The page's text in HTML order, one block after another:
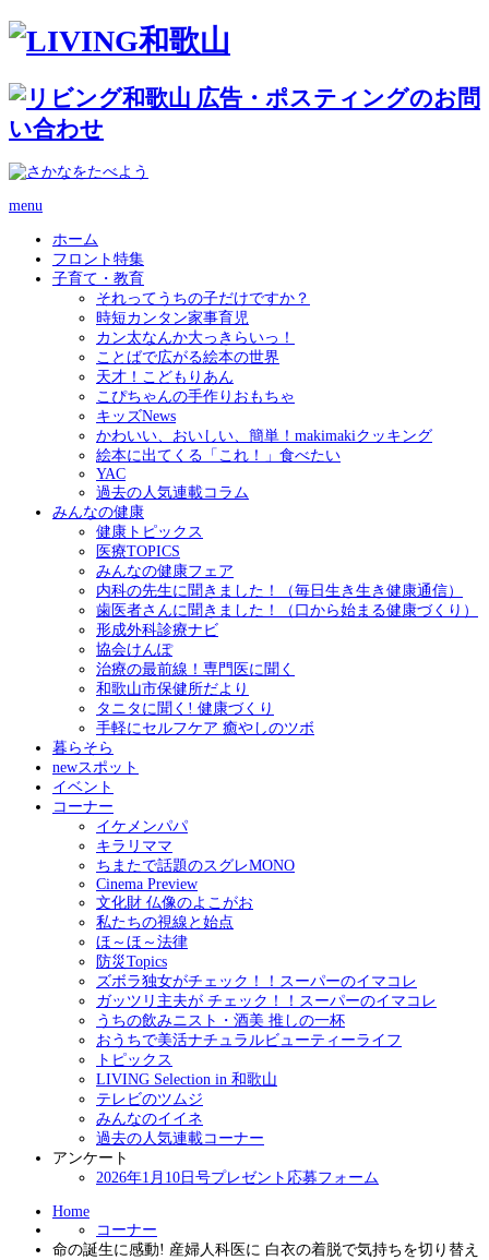
menu
ホーム
フロント特集
子育て・教育
それってうちの子だけですか？
時短カンタン家事育児
カン太なんか大っきらいっ！
ことばで広がる絵本の世界
天才！こどもりあん
こぴちゃんの手作りおもちゃ
キッズNews
かわいい、おいしい、簡単！makimakiクッキング
絵本に出てくる「これ！」食べたい
YAC
過去の人気連載コラム
みんなの健康
健康トピックス
医療TOPICS
みんなの健康フェア
内科の先生に聞きました！（毎日生き生き健康通信）
歯医者さんに聞きました！（口から始まる健康づくり）
形成外科診療ナビ
協会けんぽ
治療の最前線！専門医に聞く
和歌山市保健所だより
タニタに聞く! 健康づくり
手軽にセルフケア 癒やしのツボ
暮らそら
newスポット
イベント
コーナー
イケメンパパ
キラリママ
ちまたで話題のスグレMONO
Cinema Preview
文化財 仏像のよこがお
私たちの視線と始点
ほ～ほ～法律
防災Topics
ズボラ独女がチェック！！スーパーのイマコレ
ガッツリ主夫が チェック！！スーパーのイマコレ
うちの飲みニスト・酒美 推しの一杯
おうちで美活ナチュラルビューティーライフ
トピックス
LIVING Selection in 和歌山
テレビのツムジ
みんなのイイネ
過去の人気連載コーナー
アンケート
2026年1月10日号プレゼント応募フォーム
Home
コーナー
命の誕生に感動! 産婦人科医に 白衣の着脱で気持ちを切り替え